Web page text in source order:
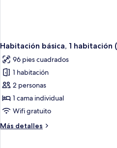
Habitación básica, 1 habitación
96 pies cuadrados
1 habitación
2 personas
1 cama individual
Wifi gratuito
Más detalles
Más